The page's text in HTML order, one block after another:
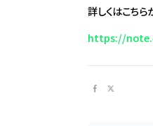
詳しくはこちら
https://